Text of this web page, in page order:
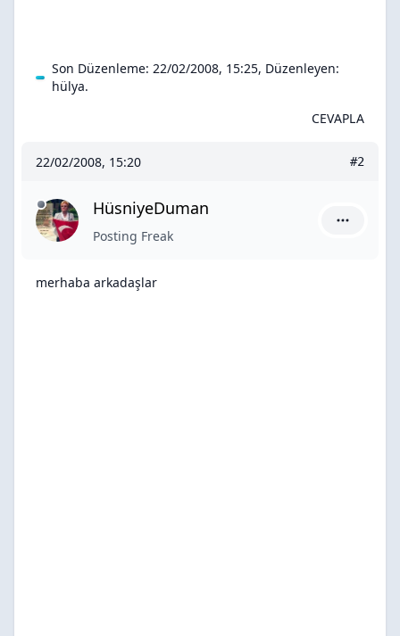
Son Düzenleme: 22/02/2008, 15:25, Düzenleyen:
hülya.
CEVAPLA
22/02/2008, 15:20 #2
HüsniyeDuman
Posting Freak
merhaba arkadaşlar